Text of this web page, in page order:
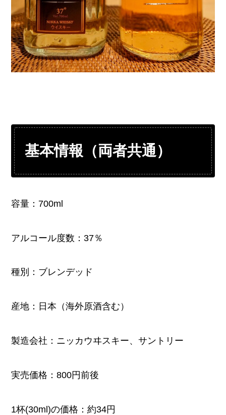
基本情報（両者共通）
容量：700ml
アルコール度数：37％
種別：ブレンデッド
産地：日本（海外原酒含む）
製造会社：ニッカウヰスキー、サントリー
実売価格：800円前後
1杯(30ml)の価格：約34円